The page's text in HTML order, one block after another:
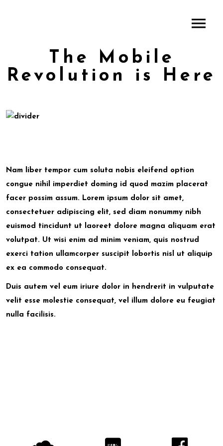
The Mobile
Revolution is Here
Nam liber tempor cum soluta nobis eleifend option
congue nihil imperdiet doming id quod mazim placerat
facer possim assum. Lorem ipsum dolor sit amet,
consectetuer adipiscing elit, sed diam nonummy nibh
euismod tincidunt ut laoreet dolore magna aliquam erat
volutpat. Ut wisi enim ad minim veniam, quis nostrud
exerci tation ullamcorper suscipit lobortis nisl ut aliquip
ex ea commodo consequat.
Duis autem vel eum iriure dolor in hendrerit in vulputate
velit esse molestie consequat, vel illum dolore eu feugiat
nulla facilisis.